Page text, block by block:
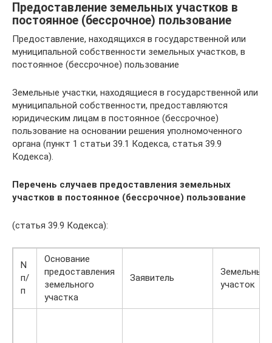
Предоставление земельных участков в
постоянное (бессрочное) пользование
Предоставление, находящихся в государственной или
муниципальной собственности земельных участков, в
постоянное (бессрочное) пользование
Земельные участки, находящиеся в государственной или
муниципальной собственности, предоставляются
юридическим лицам в постоянное (бессрочное)
пользование на основании решения уполномоченного
органа (пункт 1 статьи 39.1 Кодекса, статья 39.9
Кодекса).
Перечень случаев предоставления земельных
участков в постоянное (бессрочное) пользование
(статья 39.9 Кодекса):
N
п/
п
Основание
предоставления
земельного
участка
Заявитель
Земельный
участок